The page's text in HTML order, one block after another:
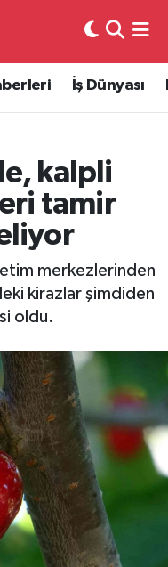
İş Dünyası
kalpli
tamir
merkezlerinden
kirazlar şimdiden
oldu.